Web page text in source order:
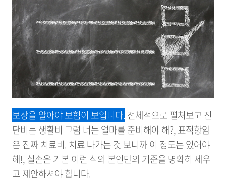
보상을 알아야 보험이 보입니다. 전체적으로 펼쳐보고 진
단비는 생활비 그럼 너는 얼마를 준비해야 해?, 표적항암
은 진짜 치료비. 치료 나가는 것 보니까 이 정도는 있어야
해!, 실손은 기본 이런 식의 본인만의 기준을 명확히 세우
고 제안하셔야 합니다.